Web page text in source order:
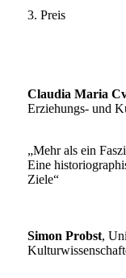
3. Preis
Claudia Maria
Erziehungs- und
„Mehr als ein
Eine
Ziele“
Simon Probst,